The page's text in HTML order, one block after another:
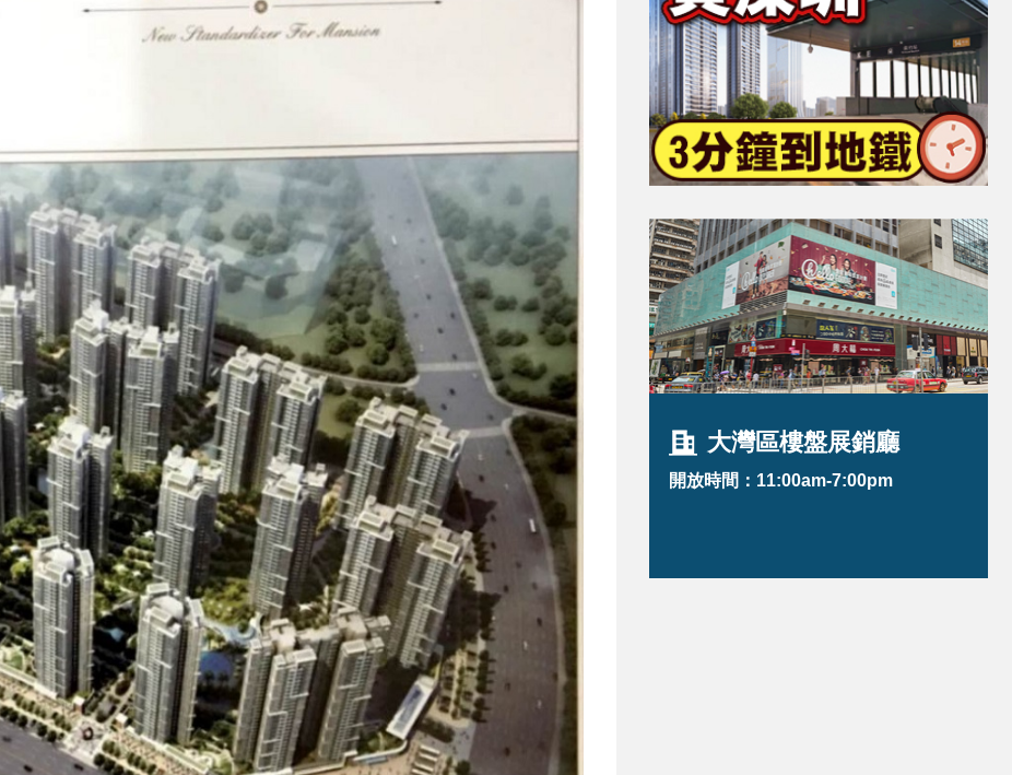
大灣區樓盤展銷廳
開放時間：11:00am-7:00pm